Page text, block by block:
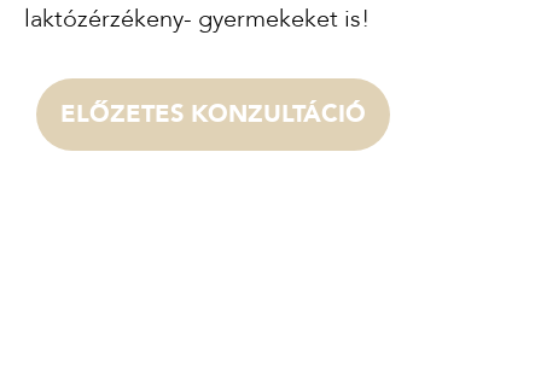
laktózérzékeny- gyermekeket is!
ELŐZETES KONZULTÁCIÓ